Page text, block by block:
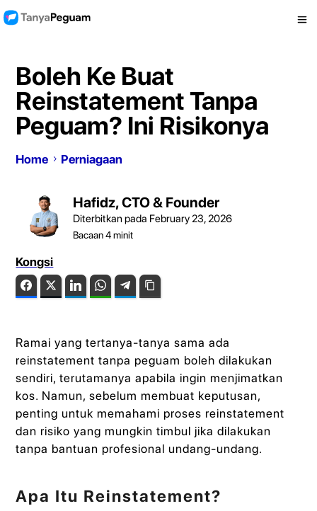
Boleh Ke Buat
Reinstatement Tanpa
Peguam? Ini Risikonya
Home Perniagaan
Hafidz, CTO & Founder
Diterbitkan pada February 23, 2026
Bacaan4minit
Kongsi
FacebookTwitter LinkedIn WhatsAppTelegram
Ramai yang tertanya-tanya sama ada
reinstatement tanpa peguam boleh dilakukan
sendiri, terutamanya apabila ingin menjimatkan
kos. Namun, sebelum membuat keputusan,
penting untuk memahami proses reinstatement
dan risiko yang mungkin timbul jika dilakukan
tanpa bantuan profesional undang-undang.
Apa Itu Reinstatement?